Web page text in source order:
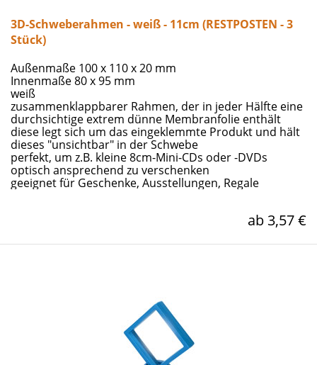
3D-Schweberahmen - weiß - 11cm (RESTPOSTEN - 3
Stück)
Außenmaße 100 x 110 x 20 mm
Innenmaße 80 x 95 mm
weiß
zusammenklappbarer Rahmen, der in jeder Hälfte eine
durchsichtige extrem dünne Membranfolie enthält
diese legt sich um das eingeklemmte Produkt und hält
dieses "unsichtbar" in der Schwebe
perfekt, um z.B. kleine 8cm-Mini-CDs oder -DVDs
optisch ansprechend zu verschenken
geeignet für Geschenke, Ausstellungen, Regale
ab 3,57 €